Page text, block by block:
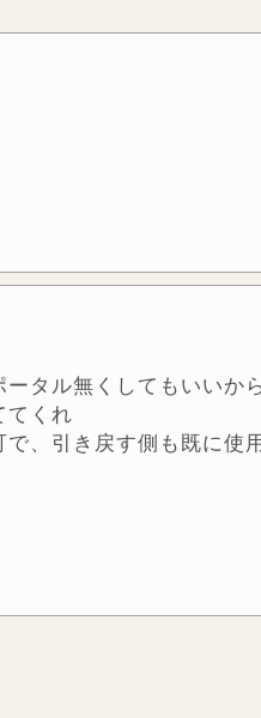
ータル無くしてもいいか
てくれ
で、引き戻す側も既に使